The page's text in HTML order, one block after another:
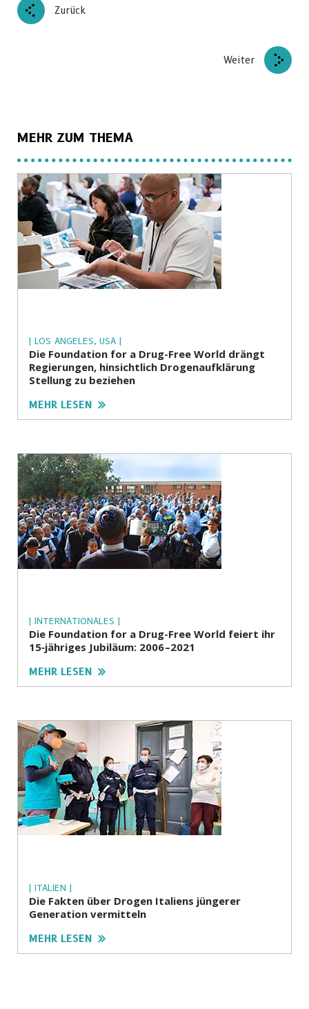
Zurück
Weiter
MEHR ZUM THEMA
| LOS ANGELES, USA |
Die Foundation for a Drug-Free World drängt
Regierungen, hinsichtlich Drogenaufklärung
Stellung zu beziehen
MEHR LESEN
| INTERNATIONALES |
Die Foundation for a Drug-Free World feiert ihr
15‑jähriges Jubiläum: 2006 –2021
MEHR LESEN
| ITALIEN |
Die Fakten über Drogen Italiens jüngerer
Generation vermitteln
MEHR LESEN